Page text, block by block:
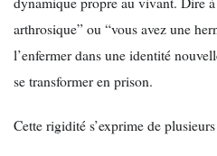
arthrosique” ou “vous avez une
l’enfermer dans une identité
se transformer en prison.
Cette rigidité s’exprime de